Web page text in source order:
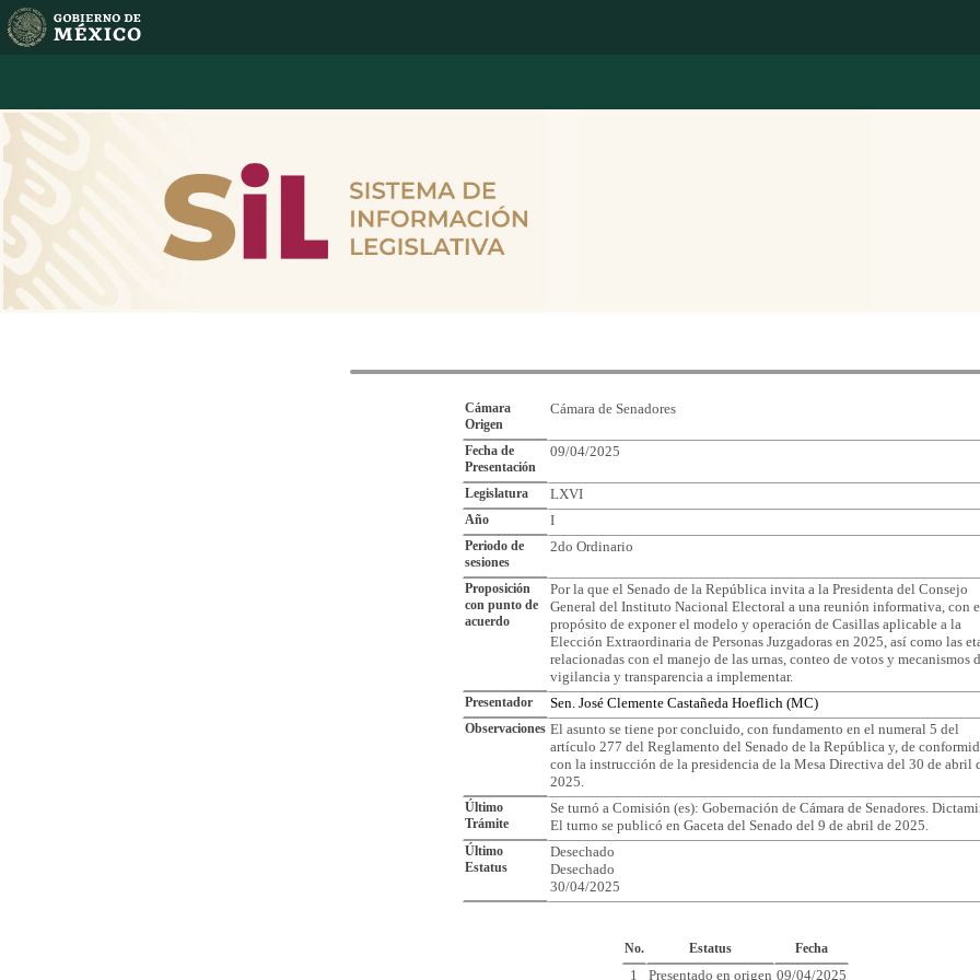
Cámara
Origen
Cámara de Senadores
Fecha de
Presentación
09/04/2025
Legislatura LXVI
Año I
Periodo de
sesiones
2do Ordinario
Proposición
con punto de
acuerdo
Por la que el Senado de la República invita a la Presidenta del Consejo
General del Instituto Nacional Electoral a una reunión informativa, con
propósito de exponer el modelo y operación de Casillas aplicable a la
Elección Extraordinaria de Personas Juzgadoras en 2025, así como las
relacionadas con el manejo de las urnas, conteo de votos y mecanismos
vigilancia y transparencia a implementar.
Presentador Sen. José Clemente Castañeda Hoeflich (MC)
Observaciones El asunto se tiene por concluido, con fundamento en el numeral 5 del
artículo 277 del Reglamento del Senado de la República y, de
con la instrucción de la presidencia de la Mesa Directiva del 30 de abril
2025.
Último
Trámite
Se turnó a Comisión (es): Gobernación de Cámara de Senadores.
El turno se publicó en Gaceta del Senado del 9 de abril de 2025.
Último
Estatus
Desechado
Desechado
30/04/2025
No. Estatus Fecha
1 Presentado en origen 09/04/2025